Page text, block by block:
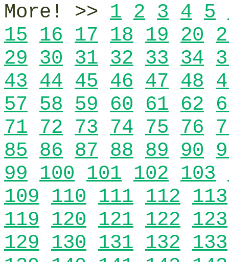
More! >> 1 2 3 4 5
15 16 17 18 19 20
29 30 31 32 33 34
43 44 45 46 47 48
57 58 59 60 61 62
71 72 73 74 75 76
85 86 87 88 89 90
99 100 101 102 103
109 110 111 112 113
119 120 121 122 123
129 130 131 132 133